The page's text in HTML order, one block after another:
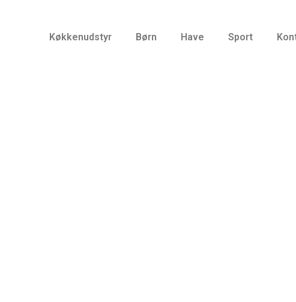
Køkkenudstyr Børn Have Sport